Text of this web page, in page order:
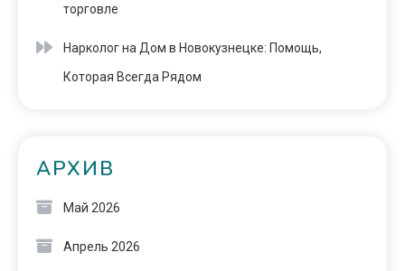
торговле
Нарколог на Дом в Новокузнецке: Помощь,
Которая Всегда Рядом
АРХИВ
Май 2026
Апрель 2026